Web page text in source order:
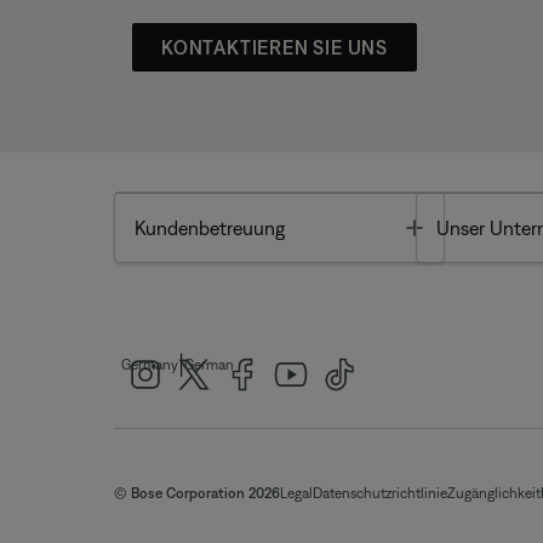
KONTAKTIEREN SIE UNS
Kundenbetreuung Toggle
Unser
Germany|German
© Bose Corporation 2026Legal DatenschutzrichtlinieZugänglichkeit